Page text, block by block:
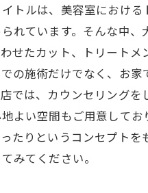
トルは、美容室におけ
れています。そんな中
せたカット、トリート
の施術だけでなく、お
では、カウンセリング
よい空間もご用意して
たりというコンセプト
みてください。